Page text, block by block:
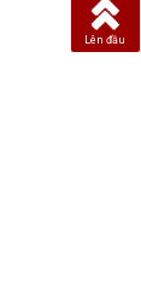
Lên đầu